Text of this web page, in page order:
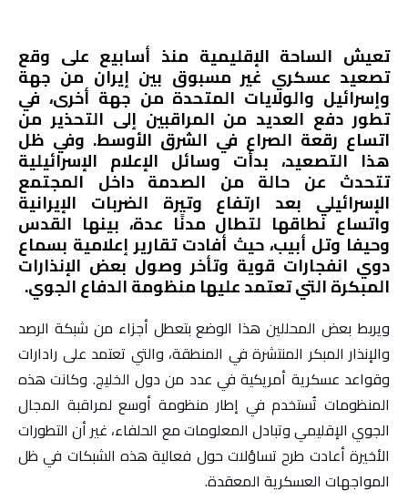
تعيش الساحة الإقليمية منذ أسابيع على وقع
تصعيد عسكري غير مسبوق بين إيران من جهة
وإسرائيل والولايات المتحدة من جهة أخرى، في
تطور دفع العديد من المراقبين إلى التحذير من
اتساع رقعة الصراع في الشرق الأوسط. وفي ظل
هذا التصعيد، بدأت وسائل الإعلام الإسرائيلية
تتحدث عن حالة من الصدمة داخل المجتمع
الإسرائيلي بعد ارتفاع وتيرة الضربات الإيرانية
واتساع نطاقها لتطال مدنًا عدة، بينها القدس
وحيفا وتل أبيب، حيث أفادت تقارير إعلامية بسماع
دوي انفجارات قوية وتأخر وصول بعض الإنذارات
المبكرة التي تعتمد عليها منظومة الدفاع الجوي.
ويربط بعض المحللين هذا الوضع بتعطل أجزاء من شبكة الرصد
والإنذار المبكر المنتشرة في المنطقة، والتي تعتمد على رادارات
وقواعد عسكرية أمريكية في عدد من دول الخليج. وكانت هذه
المنظومات تُستخدم في إطار منظومة أوسع لمراقبة المجال
الجوي الإقليمي وتبادل المعلومات مع الحلفاء، غير أن التطورات
الأخيرة أعادت طرح تساؤلات حول فعالية هذه الشبكات في ظل
المواجهات العسكرية المعقدة.